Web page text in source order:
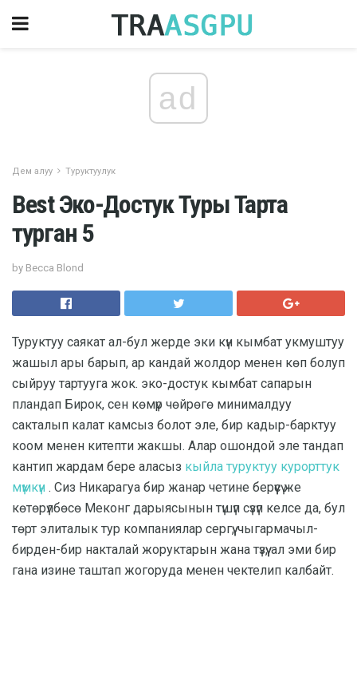
ad
Дем алуу Туруктуулук
Best Эко-Достук Туры Тарта
турган 5
by Becca Blond
Туруктуу саякат ал-бул жерде эки күн кымбат укмуштуу
жашыл ары барып, ар кандай жолдор менен көп болуп
сыйруу тартууга жок. эко-достук кымбат сапарын
пландап Бирок, сен көмүр чөйрөгө минималдуу
сакталып калат камсыз болот эле, бир кадыр-барктуу
коом менен китепти жакшы. Алар ошондой эле тандап
кантип жардам бере аласыз кыйла туруктуу курорттук
мүмкүн . Сиз Никарагуа бир жанар четине берүүсү же
көтөрүлбөсө Меконг дарыясынын түшүп сүзүп келсе да, бул
төрт элиталык тур компаниялар сергүү, чыгармачыл-
бирден-бир накталай жоруктарын жана түзүү, ал эми бир
гана изине таштап жогоруда менен чектелип калбайт.